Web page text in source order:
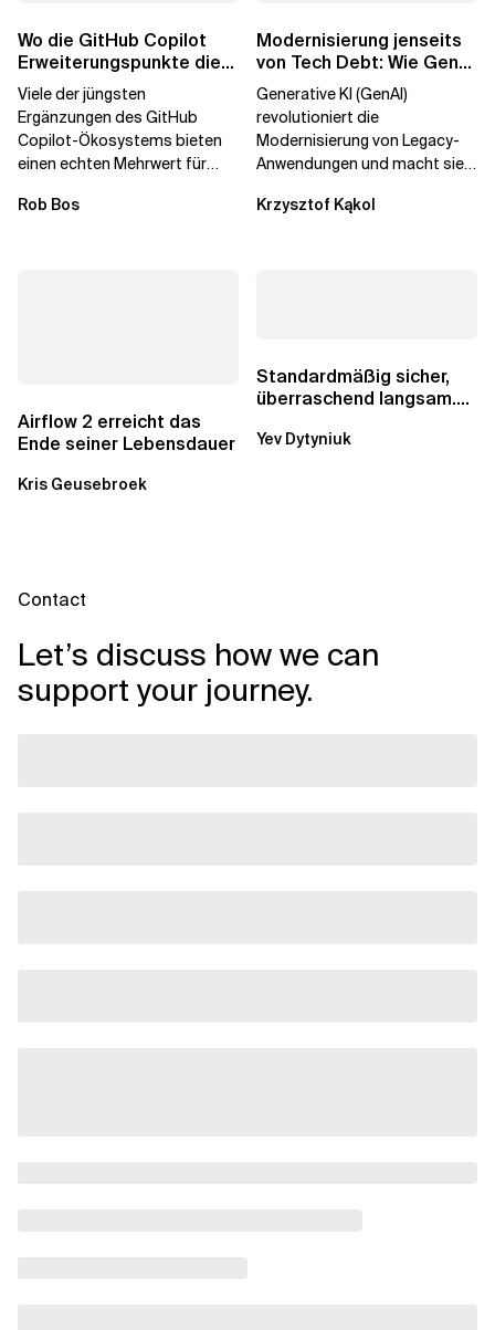
Wo die GitHub Copilot
Erweiterungspunkte die
Governance brechen
Viele der jüngsten
Ergänzungen des GitHub
Copilot-Ökosystems bieten
einen echten Mehrwert für
aber auch die...
Rob Bos
Modernisierung jenseits
von Tech Debt: Wie GenAI
die
Generative KI (GenAI)
revolutioniert die
Modernisierung von Legacy-
Anwendungen und macht sie
Durch die Automatisierung...
Krzysztof Kąkol
Airflow 2 erreicht das
Ende seiner Lebensdauer
Kris Geusebroek
Standardmäßig sicher,
überraschend langsam.
über die RDS...
Yev Dytyniuk
Contact
Let’s discuss how we can
support your journey.